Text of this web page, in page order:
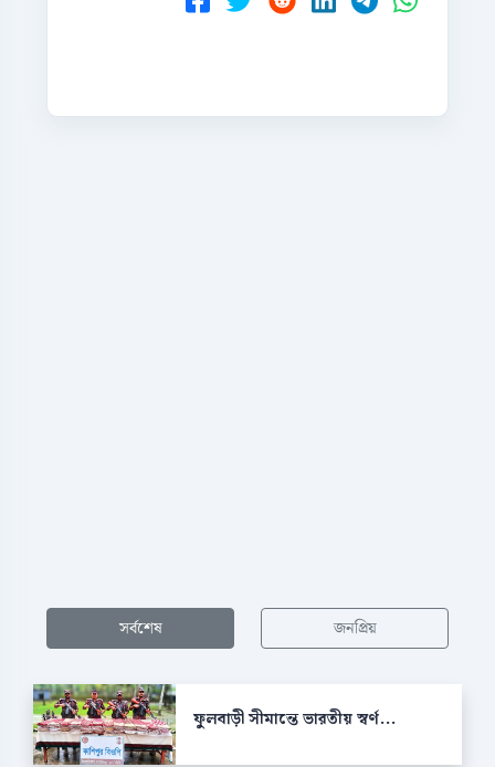
সর্বশেষ জনপ্রিয়
ফুলবাড়ী সীমান্তে ভারতীয় স্বর্ণ...